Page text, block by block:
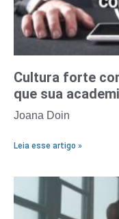
Cultura forte
que sua
Joana Doin
Leia esse artigo »